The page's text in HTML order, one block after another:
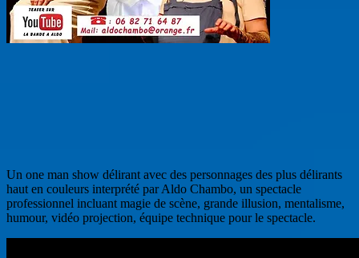
Un one man show délirant avec des personnages des plus délirants
haut en couleurs interprété par Aldo Chambo, un spectacle
professionnel incluant magie de scène, grande illusion, mentalisme,
humour, vidéo projection, équipe technique pour le spectacle.